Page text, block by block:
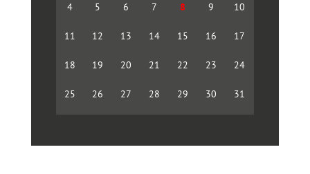
4 5 6 7 8 9 10
11 12 13 14 15 16 17
18 19 20 21 22 23 24
25 26 27 28 29 30 31